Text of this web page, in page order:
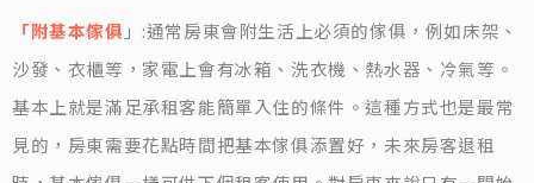
「附基本傢俱 」:通常房東會附生活上必須的傢俱，例如床架、
沙發、衣櫃等，家電上會有冰箱、洗衣機、熱水器、冷氣等。
基本上就是滿足承租客能簡單入住的條件。這種方式也是最常
見的，房東需要花點時間把基本傢俱添置好，未來房客退租